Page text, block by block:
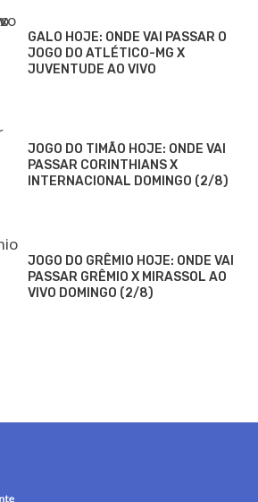
GALO HOJE: ONDE VAI PASSAR O
JOGO DO ATLÉTICO-MG X
JUVENTUDE AO VIVO
JOGO DO TIMÃO HOJE: ONDE VAI
PASSAR CORINTHIANS X
INTERNACIONAL DOMINGO (2/8)
JOGO DO GRÊMIO HOJE: ONDE VAI
PASSAR GRÊMIO X MIRASSOL AO
VIVO DOMINGO (2/8)